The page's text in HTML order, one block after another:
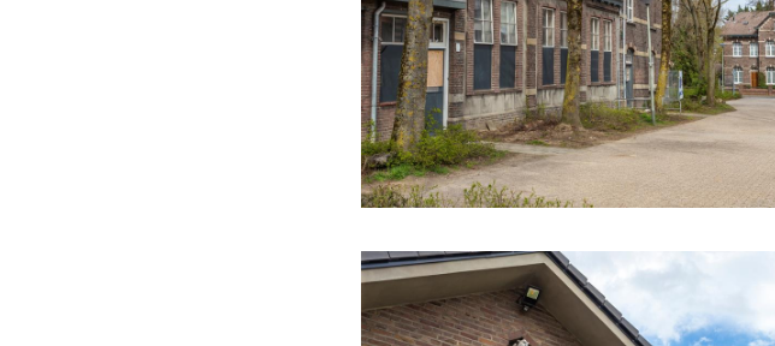
Bergbauunternehmens erfordert viel
Bedarf decken. Eine feste Anstellung
Ausbildung sind Perspektiven, die
eine Zukunft als Bergmann zu
Das OVS-Gebäude der Oranje-
denen die OVS-Mitarbeiter die
unter dem wachsamen Auge eines
über einen Fitnessraum, denn Sport